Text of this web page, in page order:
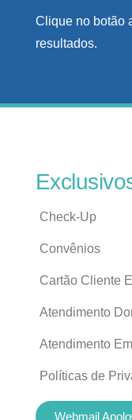
Clique no botão
resultados.
Check-Up
Convênios
Cartão Cliente
Atendimento
Atendimento
Políticas de
Webmail Apolo